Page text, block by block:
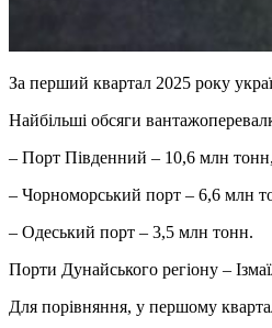
За перший квартал 2025 року
Найбільші обсяги
– Порт Південний – 10,6 млн тонн,
– Чорноморський порт – 6,6 млн
– Одеський порт – 3,5 млн тонн.
Порти Дунайського регіону –
Для порівняння, у першому